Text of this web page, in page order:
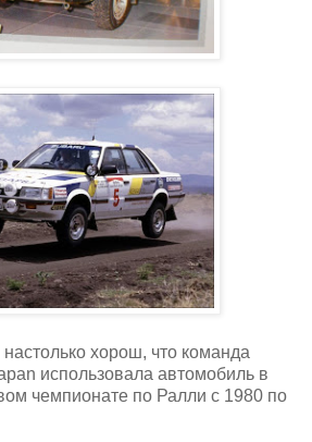
хорош, что команда
использовала автомобиль в
чемпионате по Ралли с 1980 по